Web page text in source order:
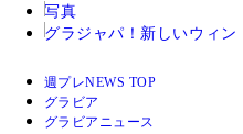
写真
グラジャパ！ 新しいウィン
週プレNEWS TOP
グラビア
グラビアニュース